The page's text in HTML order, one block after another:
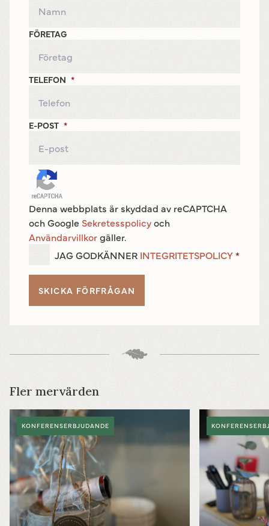
FÖRETAG
TELEFON *
E-POST *
Denna webbplats är skyddad av reCAPTCHA
och Google Sekretesspolicyoch
Användarvillkorgäller.
JAG GODKÄNNER INTEGRITETSPOLICY *
Fler mervärden
KONFERENSERBJUDANDE